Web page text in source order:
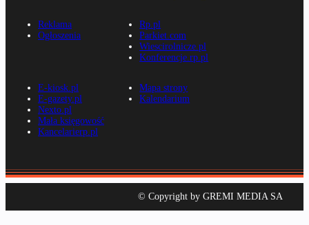
Reklama
Ogłoszenia
Rp.pl
Parkiet.com
Wiescirolnicze.pl
Konferencje.rp.pl
E-kiosk.pl
E-gazety.pl
Nexto.pl
Mała księgowość
Kancelarierp.pl
Mapa strony
Kalendarium
© Copyright by GREMI MEDIA SA